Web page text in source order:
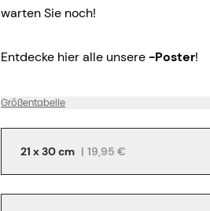
warten Sie noch!
Entdecke hier alle unsere-Poster!
Größentabelle
21 x 30 cm | 19,95 €